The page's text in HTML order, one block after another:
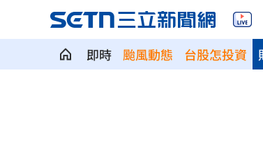
即時 颱風動態 台股怎投資